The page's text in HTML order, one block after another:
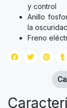
y control
Anillo
la oscuridad
Freno